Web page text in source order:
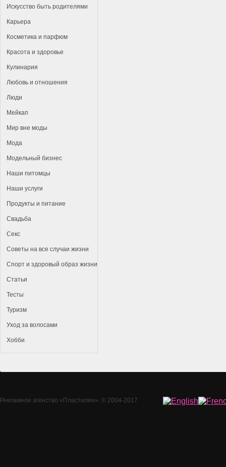
Искусство быть родителями
Карьера
Косметика и парфюм
Красота и здоровье
Кулинария
Любовь и отношения
Люди
Мейкап
Мир вне моды
Мода
Модельный бизнес
Наши питомцы
Наши услуги
Продукты и питание
Свадьба
Секс
Советы на все случаи жизни
Спорт и здоровый образ жизни
Статьи
Тесты
Туризм
Уход за волосами
Хобби
Рекламное агенство «Пластилин». © 2004-2017